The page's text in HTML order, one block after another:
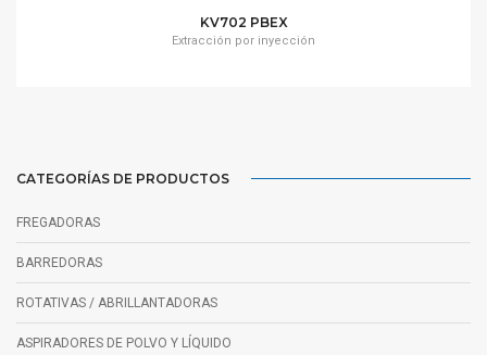
KV702 PBEX
Extracción por inyección
CATEGORÍAS DE PRODUCTOS
FREGADORAS
BARREDORAS
ROTATIVAS / ABRILLANTADORAS
ASPIRADORES DE POLVO Y LÍQUIDO